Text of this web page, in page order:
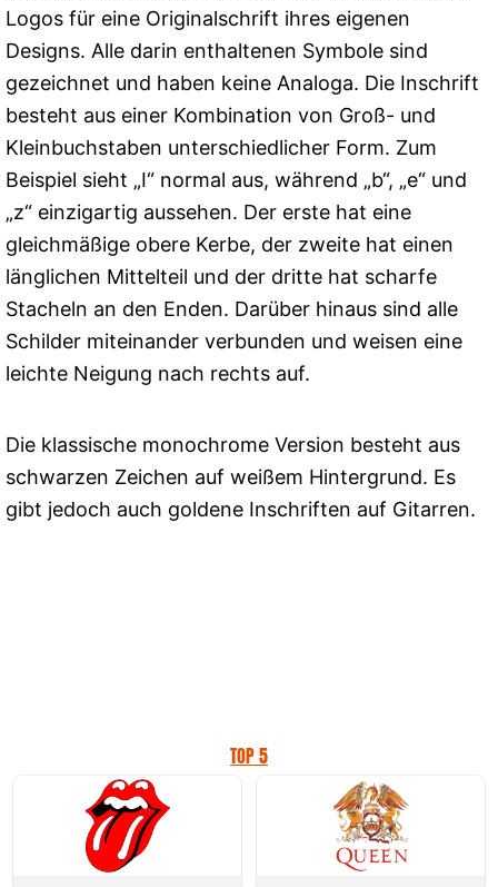
Logos für eine Originalschrift ihres eigenen
Designs. Alle darin enthaltenen Symbole sind
gezeichnet und haben keine Analoga. Die Inschrift
besteht aus einer Kombination von Groß- und
Kleinbuchstaben unterschiedlicher Form. Zum
Beispiel sieht „I“ normal aus, während „b“, „e“ und
„z“ einzigartig aussehen. Der erste hat eine
gleichmäßige obere Kerbe, der zweite hat einen
länglichen Mittelteil und der dritte hat scharfe
Stacheln an den Enden. Darüber hinaus sind alle
Schilder miteinander verbunden und weisen eine
leichte Neigung nach rechts auf.
Die klassische monochrome Version besteht aus
schwarzen Zeichen auf weißem Hintergrund. Es
gibt jedoch auch goldene Inschriften auf Gitarren.
TOP 5